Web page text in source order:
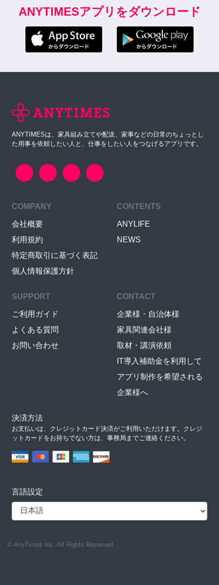
ANYTIMESアプリをダウンロード
ANYTIMESは、家具組み立てや配送、家事などの日常のちょっとし
た用事を依頼したい人と、仕事をしたい人をつなげるアプリです。
COMPANY
会社概要
利用規約
特定商取引に基づく表記
個人情報保護方針
CONTENTS
ANYLIFE
NEWS
SUPPORT
ご利用ガイド
よくある質問
お問い合わせ
CONTACT
企業様・自治体様
家具関連会社様
取材・講演依頼
IT導入補助金を利用して
アプリ制作を希望される
企業様へ
決済方法
お支払いは、クレジットカード決済がご利用いただけます。クレジ
ットカードをお持ちでない方は、事務局までご連絡ください。
言語設定
© AnyTimes Inc. All Rights Reserved